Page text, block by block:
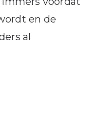
en de
al